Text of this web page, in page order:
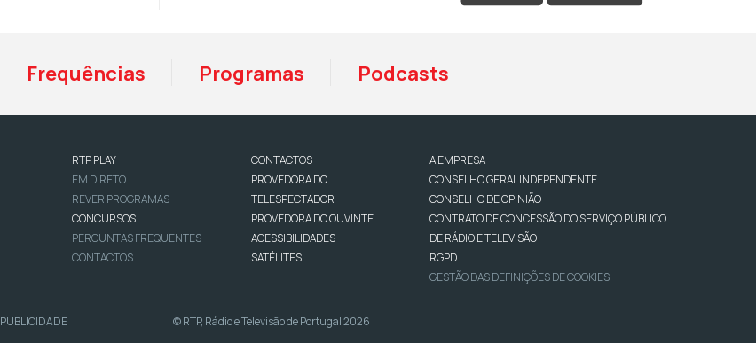
Frequências Programas Podcasts
RTP PLAY
EM DIRETO
REVER PROGRAMAS
CONCURSOS
PERGUNTAS FREQUENTES
CONTACTOS
CONTACTOS
PROVEDORA DO
TELESPECTADOR
PROVEDORA DO OUVINTE
ACESSIBILIDADES
SATÉLITES
A EMPRESA
CONSELHO GERAL INDEPENDENTE
CONSELHO DE OPINIÃO
CONTRATO DE CONCESSÃO DO SERVIÇO PÚBLICO
DE RÁDIO E TELEVISÃO
RGPD
GESTÃO DAS DEFINIÇÕES DE COOKIES
PUBLICIDADE © RTP, Rádio e Televisão de Portugal 2026